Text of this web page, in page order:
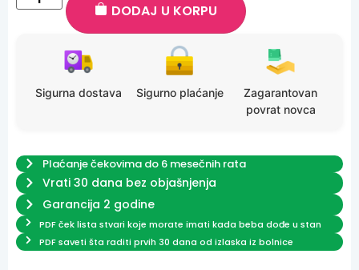
DODAJ U KORPU
Sigurna dostava Sigurno plaćanje
Zagarantovan
povrat novca
Plaćanje čekovima do 6 mesečnih rata
Vrati 30 dana bez objašnjenja
Garancija 2 godine
PDF ček lista stvari koje morate imati kada beba dođe u stan
PDF saveti šta raditi prvih 30 dana od izlaska iz bolnice